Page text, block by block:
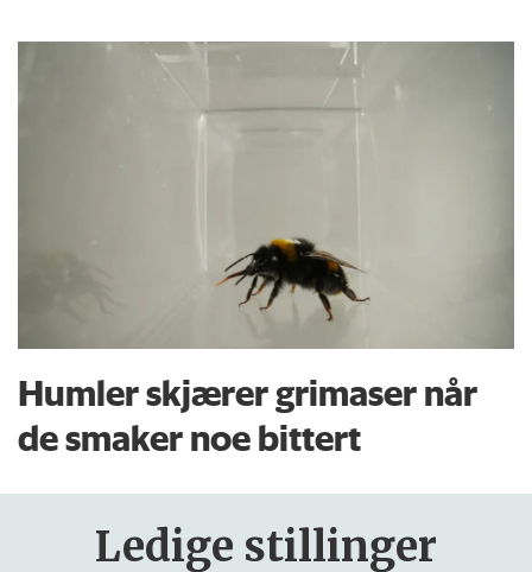
Humler skjærer grimaser når
de smaker noe bittert
Ledige stillinger